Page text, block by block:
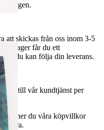
att skickas från oss inom 3-5
lager får du ett
du kan följa din leverans.
dig till vår kundtjänst per
du våra köpvillkor